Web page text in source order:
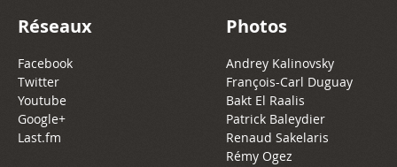
Réseaux
Facebook
Twitter
Youtube
Google+
Last.fm
Photos
Andrey Kalinovsky
François-Carl Duguay
Bakt El Raalis
Patrick Baleydier
Renaud Sakelaris
Rémy Ogez